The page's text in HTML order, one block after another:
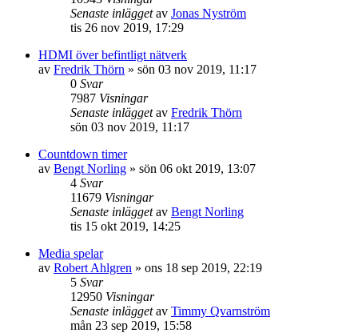
Senaste inläggetav Jonas Nyström
tis 26 nov 2019, 17:29
HDMI över befintligt nätverk
av Fredrik Thörn » sön 03 nov 2019, 11:17
0 Svar
7987 Visningar
Senaste inläggetav Fredrik Thörn
sön 03 nov 2019, 11:17
Countdown timer
av Bengt Norling » sön 06 okt 2019, 13:07
4 Svar
11679 Visningar
Senaste inläggetav Bengt Norling
tis 15 okt 2019, 14:25
Media spelar
av Robert Ahlgren » ons 18 sep 2019, 22:19
5 Svar
12950 Visningar
Senaste inläggetav Timmy Qvarnström
mån 23 sep 2019, 15:58